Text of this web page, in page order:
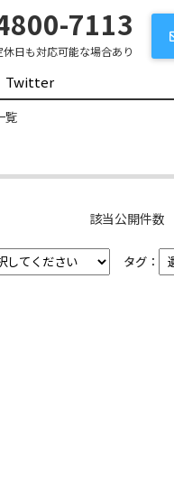
7113
日も対応可能な場合あり
Twitter
覧
該当公開件数
タグ：